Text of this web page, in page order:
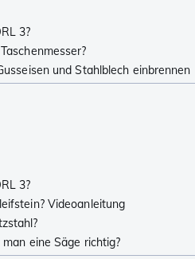
3?
und Stahlblech einbrennen
3?
Videoanleitung
eine Säge richtig?